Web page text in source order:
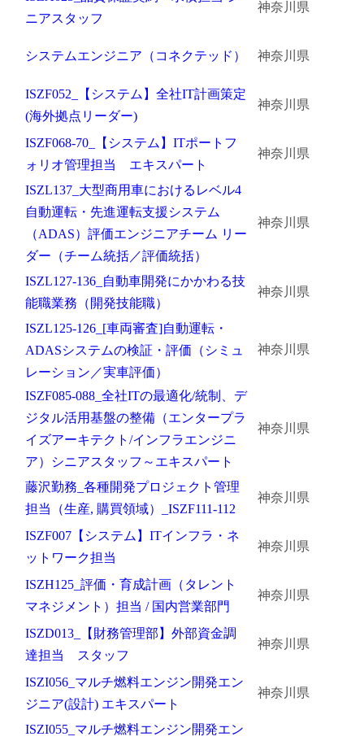
金属・素材
エネルギー・プラント
メディカル（医薬品・CRO・医療機器）
医療・介護・福祉
その他
次へ （ご経験職種を選択）
ニアスタッフ
神奈川県
システムエンジニア（コネクテッド） 神奈川県
ISZF052_【システム】全社IT計画策定
(海外拠点リーダー)
神奈川県
ISZF068-70_【システム】ITポートフ
ォリオ管理担当 エキスパート
神奈川県
ISZL137_大型商用車におけるレベル4
自動運転・先進運転支援システム
（ADAS）評価エンジニアチーム リー
ダー（チーム統括／評価統括）
神奈川県
ISZL127-136_自動車開発にかかわる技
能職業務（開発技能職）
神奈川県
ISZL125-126_[車両審査]自動運転・
ADASシステムの検証・評価（シミュ
レーション／実車評価）
神奈川県
ISZF085-088_全社ITの最適化/統制、デ
ジタル活用基盤の整備（エンタープラ
イズアーキテクト/インフラエンジニ
ア）シニアスタッフ～エキスパート
神奈川県
藤沢勤務_各種開発プロジェクト管理
担当（生産, 購買領域）_ISZF111-112
神奈川県
ISZF007【システム】ITインフラ・ネ
ットワーク担当
神奈川県
ISZH125_評価・育成計画（タレント
マネジメント）担当 / 国内営業部門
神奈川県
ISZD013_【財務管理部】外部資金調
達担当 スタッフ
神奈川県
ISZI056_マルチ燃料エンジン開発エン
ジニア(設計) エキスパート
神奈川県
ISZI055_マルチ燃料エンジン開発エン